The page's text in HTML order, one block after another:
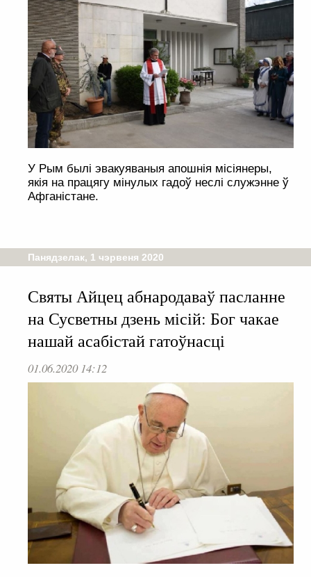
У Рым былі эвакуяваныя апошнія місіянеры,
якія на працягу мінулых гадоў неслі служэнне ў
Афганістане.
Панядзелак, 1 чэрвеня 2020
Святы Айцец абнародаваў пасланне
на Сусветны дзень місій: Бог чакае
нашай асабістай гатоўнасці
01.06.2020 14:12